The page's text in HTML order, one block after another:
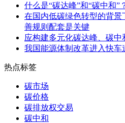
什么是“碳达峰”和“碳中和”
在国内低碳绿色转型的背
善规则配套是关键
应构建多元化碳达峰、碳中
我国能源体制改革进入快车
热点标签
碳市场
碳价格
碳排放权交易
碳中和